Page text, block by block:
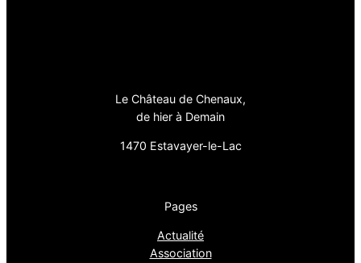
Le Château de Chenaux,
de hier à Demain
1470 Estavayer-le-Lac
Pages
Actualité
Association